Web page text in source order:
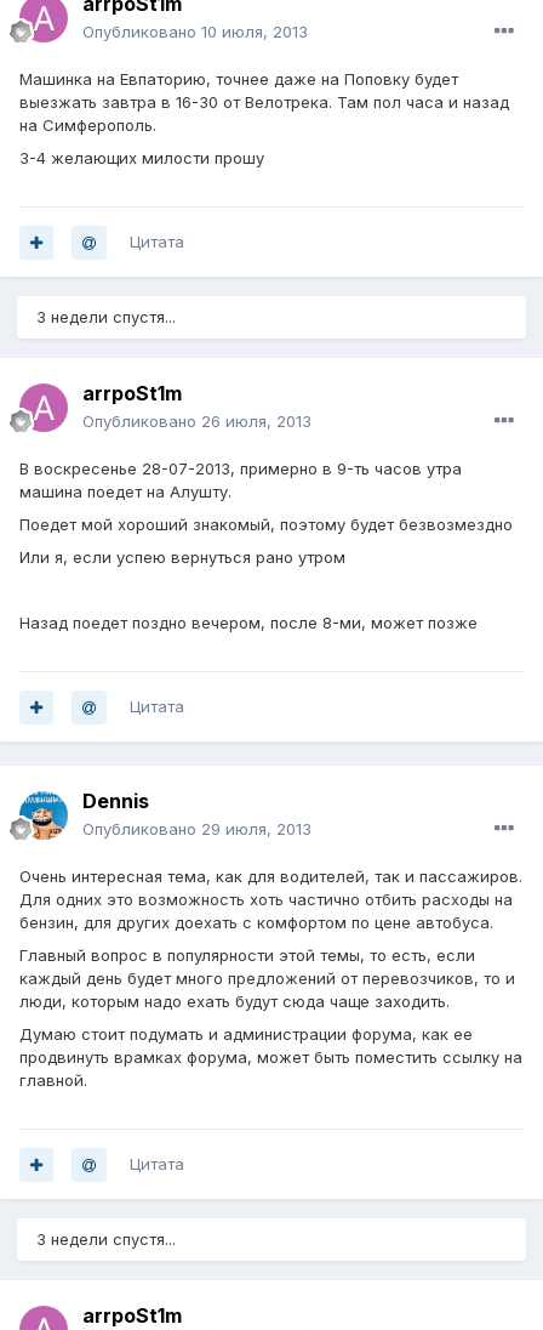
Опубликовано 10 июля, 2013
Машинка на Евпаторию, точнее даже на Поповку будет
выезжать завтра в 16-30 от Велотрека. Там пол часа и назад
на Симферополь.
3-4 желающих милости прошу
Цитата
3 недели спустя...
arrpoSt1m
Опубликовано 26 июля, 2013
В воскресенье 28-07-2013, примерно в 9-ть часов утра
машина поедет на Алушту.
Поедет мой хороший знакомый, поэтому будет безвозмездно
Или я, если успею вернуться рано утром
Назад поедет поздно вечером, после 8-ми, может позже
Цитата
Dennis
Опубликовано 29 июля, 2013
Очень интересная тема, как для водителей, так и пассажиров.
Для одних это возможность хоть частично отбить расходы на
бензин, для других доехать с комфортом по цене автобуса.
Главный вопрос в популярности этой темы, то есть, если
каждый день будет много предложений от перевозчиков, то и
люди, которым надо ехать будут сюда чаще заходить.
Думаю стоит подумать и администрации форума, как ее
продвинуть врамках форума, может быть поместить ссылку на
главной.
Цитата
3 недели спустя...
arrpoSt1m